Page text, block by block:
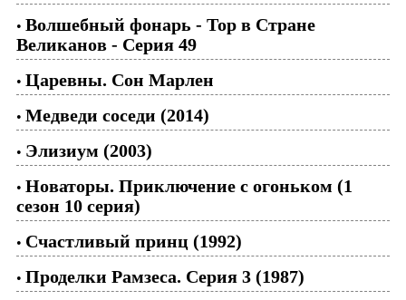
• Волшебный фонарь - Тор в Стране
Великанов - Серия 49
• Царевны. Сон Марлен
• Медведи соседи (2014)
• Элизиум (2003)
• Новаторы. Приключение с огоньком (1
сезон 10 серия)
• Счастливый принц (1992)
• Проделки Рамзеса. Серия 3 (1987)